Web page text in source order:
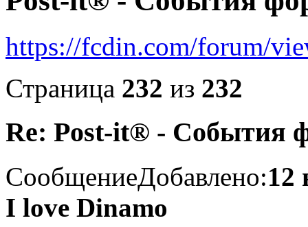
https://fcdin.com/forum/
Страница 232 из 232
Re: Post-it® - События
СообщениеДобавлено:12
I love Dinamo